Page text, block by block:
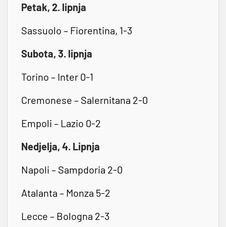
Petak, 2. lipnja
Sassuolo – Fiorentina, 1-3
Subota, 3. lipnja
Torino – Inter 0-1
Cremonese – Salernitana 2-0
Empoli – Lazio 0-2
Nedjelja, 4. Lipnja
Napoli – Sampdoria 2-0
Atalanta – Monza 5-2
Lecce – Bologna 2-3